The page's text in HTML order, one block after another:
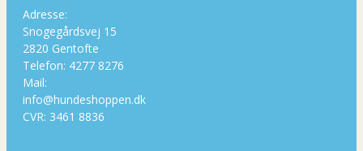
Adresse:
Snogegårdsvej 15
2820 Gentofte
Telefon: 4277 8276
Mail:
info@hundeshoppen.dk
CVR: 3461 8836